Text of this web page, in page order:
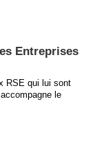
Entreprises
RSE qui lui sont
le